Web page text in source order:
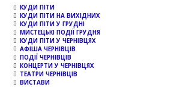
КУДИ ПІТИ
КУДИ ПІТИ НА ВИХІДНИХ
КУДИ ПІТИ У ГРУДНІ
МИСТЕЦЬКІ ПОДІЇ ГРУДНЯ
КУДИ ПІТИ У ЧЕРНІВЦЯХ
АФІША ЧЕРНІВЦІВ
ПОДІЇ ЧЕРНІВЦІВ
КОНЦЕРТИ У ЧЕРНІВЦЯХ
ТЕАТРИ ЧЕРНІВЦІВ
ВИСТАВИ